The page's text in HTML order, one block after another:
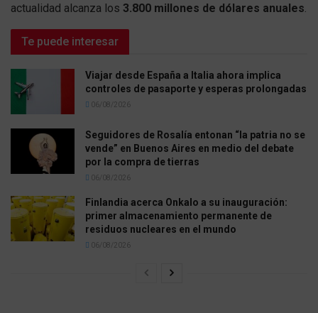
actualidad alcanza los 3.800 millones de dólares anuales
Te puede interesar
Viajar desde España a Italia ahora implica
controles de pasaporte y esperas prolongadas
06/08/2026
Seguidores de Rosalía entonan “la patria no se
vende” en Buenos Aires en medio del debate
por la compra de tierras
06/08/2026
Finlandia acerca Onkalo a su inauguración:
primer almacenamiento permanente de
residuos nucleares en el mundo
06/08/2026